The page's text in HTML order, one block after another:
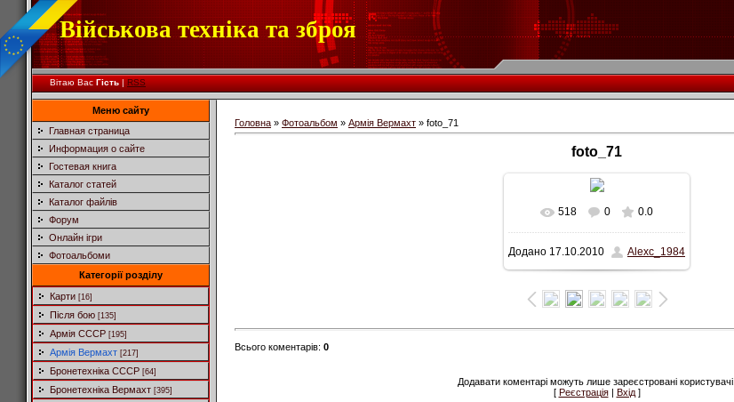
Військова техніка та зброя
Вітаю Вас Гість|RSS
Меню сайту
Главная страница
Информация о сайте
Гостевая книга
Каталог статей
Каталог файлів
Форум
Онлайн ігри
Фотоальбоми
Категорії розділу
Карти [16]
Після бою [135]
Армія СССР [195]
Армія Вермахт [217]
Бронетехніка СССР [64]
Бронетехніка Вермахт [395]
Головна » Фотоальбом » Армія Вермахт » foto_71
foto_71
У реальному розмірі
600x493/ 31.0Kb
518 0 0.0
Додано 17.10.2010 Alexc_1984
Всього коментарів: 0
Додавати коментарі можуть лише зареєстровані користувачі.
[ Реєстрація| Вхід]